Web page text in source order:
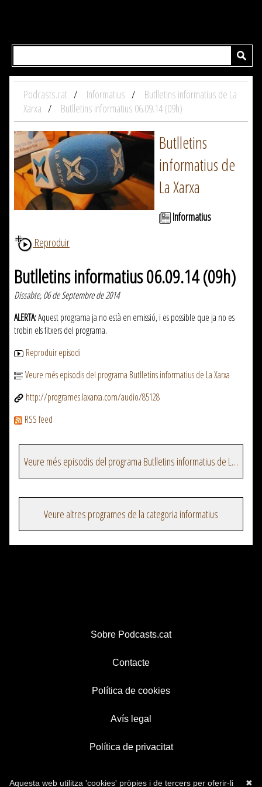
Podcasts.cat Informatius
Butlletins informatius de La
Xarxa
Butlletins informatius 06.09.14 (09h)
Butlletins
informatius de
La Xarxa
Informatius
Reproduir
Butlletins informatius 06.09.14 (09h)
Dissabte, 06 de Septembre de 2014
ALERTA:Aquest programa ja no està en emissió, i es possible que ja no es
trobin els fitxers del programa.
Reproduir episodi
Veure més episodis del programa Butlletins informatius de La Xarxa
http://programes.laxarxa.com/audio/85128
RSS feed
Veure més episodis del programa Butlletins informatius de La Xarxa
Veure altres programes de la categoria informatius
Sobre Podcasts.cat
Contacte
Política de cookies
Avís legal
Política de privacitat
✖
Aquesta web utilitza 'cookies' pròpies i de tercers per oferir-li